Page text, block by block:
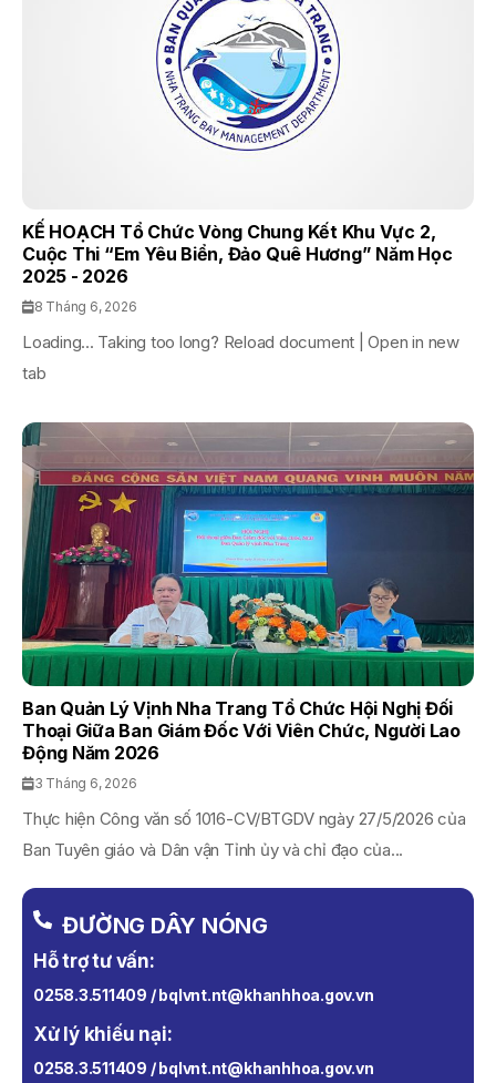
KẾ HOẠCH Tổ Chức Vòng Chung Kết Khu Vực 2,
Cuộc Thi “Em Yêu Biển, Đảo Quê Hương” Năm Học
2025 - 2026
8 Tháng 6, 2026
Loading... Taking too long? Reload document | Open in new
tab
Ban Quản Lý Vịnh Nha Trang Tổ Chức Hội Nghị Đối
Thoại Giữa Ban Giám Đốc Với Viên Chức, Người Lao
Động Năm 2026
3 Tháng 6, 2026
Thực hiện Công văn số 1016-CV/BTGDV ngày 27/5/2026 của
Ban Tuyên giáo và Dân vận Tỉnh ủy và chỉ đạo của...
ĐƯỜNG DÂY NÓNG
Hỗ trợ tư vấn:
0258.3.511409 / bqlvnt.nt@khanhhoa.gov.vn
Xử lý khiếu nại:
0258.3.511409 / bqlvnt.nt@khanhhoa.gov.vn